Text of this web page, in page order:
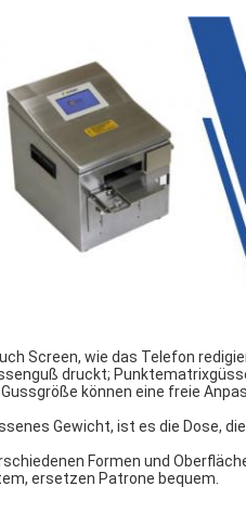
Screen, wie das Telefon
druckt;
können eine freie
Gewicht, ist es die Dose,
Formen und
ersetzen Patrone bequem.